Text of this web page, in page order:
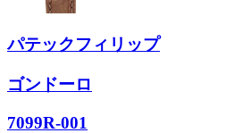
パテックフィリップ
ゴンドーロ
7099R-001